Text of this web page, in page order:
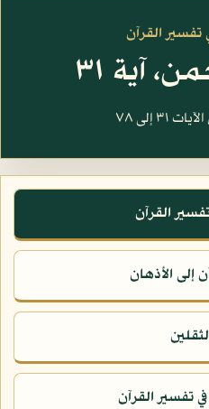
تفسير القرآن
آية ٣١
إلى ٧٨
القرآن
إلى الأذهان
تفسير القرآن